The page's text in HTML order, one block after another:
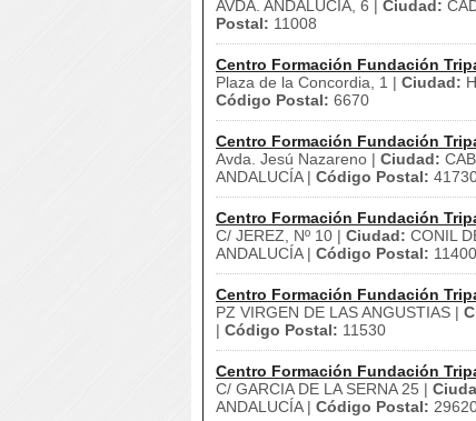
AVDA. ANDALUCIA, 6 | Ciudad:
Postal: 11008
Centro Formación Fundación
Plaza de la Concordia, 1 | Ciudad:
Código Postal: 6670
Centro Formación Fundación
Avda. Jesú Nazareno | Ciudad:
ANDALUCÍA | Código Postal:
Centro Formación Fundación
C/ JEREZ, Nº 10 | Ciudad: CONIL
ANDALUCÍA | Código Postal: 11400
Centro Formación Fundación
PZ VIRGEN DE LAS ANGUSTIAS |
| Código Postal: 11530
Centro Formación Fundación
C/ GARCIA DE LA SERNA 25 |
ANDALUCÍA | Código Postal: